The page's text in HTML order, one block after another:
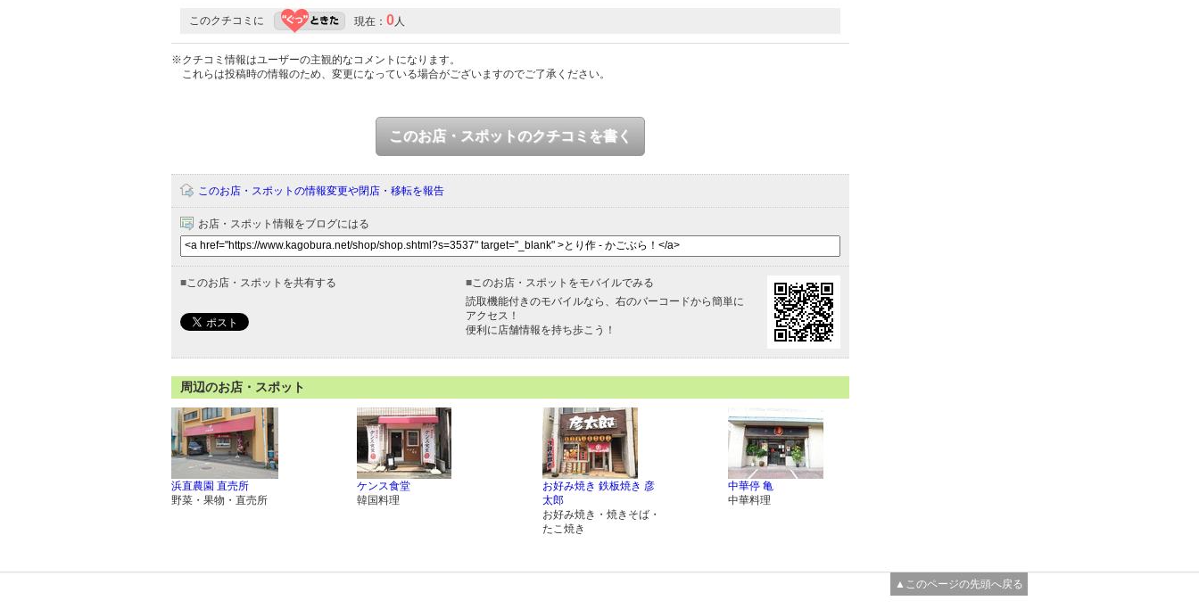
このクチコミに 現在： 0 人
※クチコミ情報はユーザーの主観的なコメントになります。
これらは投稿時の情報のため、変更になっている場合がございますのでご了承ください。
このお店・スポットのクチコミを書く
このお店・スポットの情報変更や閉店・移転を報告
お店・スポット情報をブログにはる
■ このお店・スポットを共有する ■ このお店・スポットをモバイルでみる
読取機能付きのモバイルなら、右のバーコードから簡単に
アクセス！
便利に店舗情報を持ち歩こう！
周辺のお店・スポット
浜直農園 直売所
野菜・果物・直売所
ケンス食堂
韓国料理
お好み焼き 鉄板焼き 彦
太郎
お好み焼き・焼きそば・
たこ焼き
中華停 亀
中華料理
▲このページの先頭へ戻る